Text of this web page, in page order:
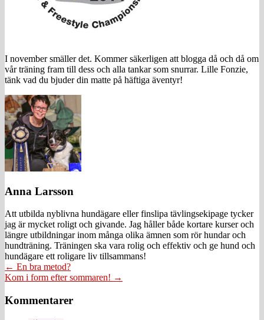
I november smäller det. Kommer säkerligen att blogga då och då om
vår träning fram till dess och alla tankar som snurrar. Lille Fonzie,
tänk vad du bjuder din matte på häftiga äventyr!
Anna Larsson
Att utbilda nyblivna hundägare eller finslipa tävlingsekipage tycker
jag är mycket roligt och givande. Jag håller både kortare kurser och
längre utbildningar inom många olika ämnen som rör hundar och
hundträning. Träningen ska vara rolig och effektiv och ge hund och
hundägare ett roligare liv tillsammans!
Posts
navigation
← En bra metod?
Kom i form efter sommaren! →
Läsarkommentarer
Kommentarer